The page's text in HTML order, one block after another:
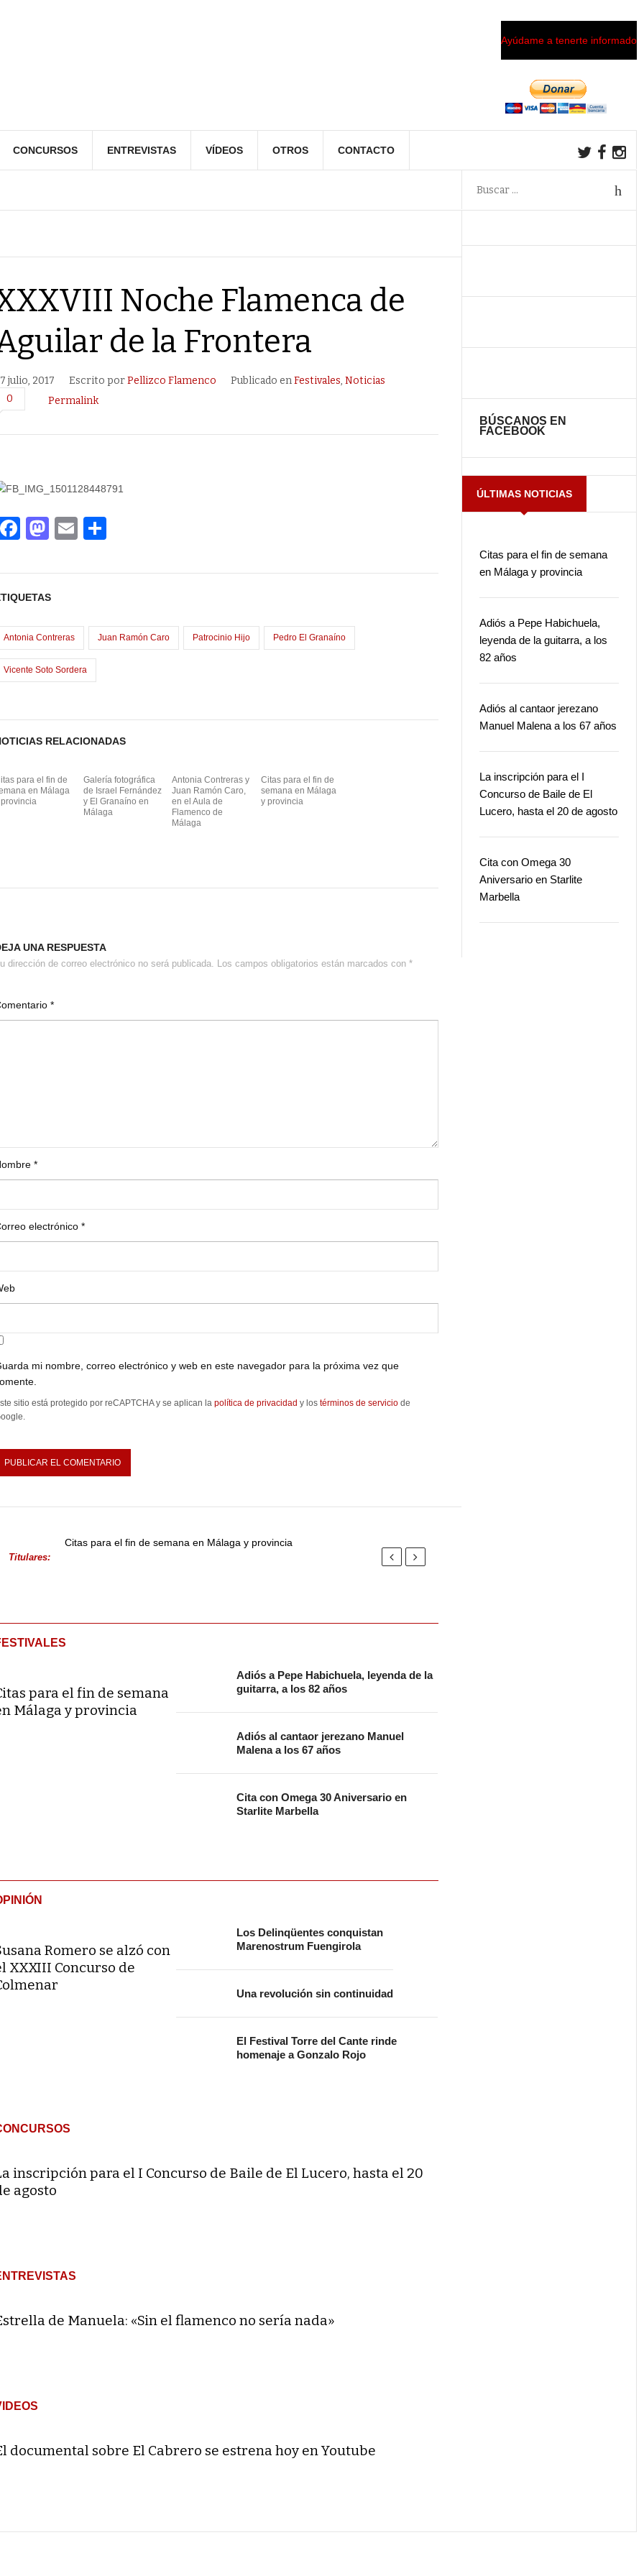
Ayúdame a tenerte informado
CONCURSOS ENTREVISTAS VÍDEOS OTROS CONTACTO
Noche Flamenca de
de la Frontera
julio, 2017 Escrito porPellizco Flamenco Publicado enFestivales,Noticias
0
Permalink
F
c
e
b
o
o
k
M
st
o
d
o
n
E
ail m
ar
tir
Antonia Contreras Juan Ramón Caro Patrocinio Hijo Pedro El Granaíno
Vicente Soto Sordera
RELACIONADAS
para el fin de
en Málaga
Galería fotográfica
de Israel Fernández
y El Granaíno en
Málaga
Antonia Contreras y
Juan Ramón Caro,
en el Aula de
Flamenco de
Málaga
Citas para el fin de
semana en Málaga
y provincia
UNA RESPUESTA
dirección de correo electrónico no será publicada. Los campos obligatorios están marcados con*
*
*
electrónico*
mi nombre, correo electrónico y web en este navegador para la próxima vez que
sitio está protegido por reCAPTCHA y se aplican lapolítica de privacidad y lostérminos de servicio de
Titulares:
Citas para el fin de semana en Málaga y provincia
para el fin de semana
Málaga y provincia
Adiós a Pepe Habichuela, leyenda de la
guitarra, a los 82 años
Adiós al cantaor jerezano Manuel
Malena a los 67 años
Cita con Omega 30 Aniversario en
Starlite Marbella
Romero se alzó con
XXXIII Concurso de
Los Delinqüentes conquistan
Marenostrum Fuengirola
Una revolución sin continuidad
El Festival Torre del Cante rinde
homenaje a Gonzalo Rojo
inscripción para el I Concurso de Baile de El Lucero, hasta el 20
agosto
de Manuela: «Sin el flamenco no sería nada»
documental sobre El Cabrero se estrena hoy en Youtube
BÚSCANOS EN
FACEBOOK
ÚLTIMAS NOTICIAS
Citas para el fin de semana
en Málaga y provincia
Adiós a Pepe Habichuela,
leyenda de la guitarra, a los
82 años
Adiós al cantaor jerezano
Manuel Malena a los 67 años
La inscripción para el I
Concurso de Baile de El
Lucero, hasta el 20 de agosto
Cita con Omega 30
Aniversario en Starlite
Marbella